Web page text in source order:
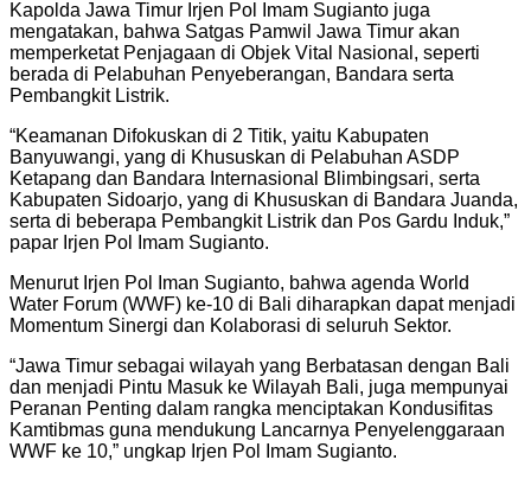
Kapolda Jawa Timur Irjen Pol Imam Sugianto juga
mengatakan, bahwa Satgas Pamwil Jawa Timur akan
memperketat Penjagaan di Objek Vital Nasional, seperti
berada di Pelabuhan Penyeberangan, Bandara serta
Pembangkit Listrik.
“Keamanan Difokuskan di 2 Titik, yaitu Kabupaten
Banyuwangi, yang di Khususkan di Pelabuhan ASDP
Ketapang dan Bandara Internasional Blimbingsari, serta
Kabupaten Sidoarjo, yang di Khususkan di Bandara Juanda,
serta di beberapa Pembangkit Listrik dan Pos Gardu Induk,”
papar Irjen Pol Imam Sugianto.
Menurut Irjen Pol Iman Sugianto, bahwa agenda World
Water Forum (WWF) ke-10 di Bali diharapkan dapat menjadi
Momentum Sinergi dan Kolaborasi di seluruh Sektor.
“Jawa Timur sebagai wilayah yang Berbatasan dengan Bali
dan menjadi Pintu Masuk ke Wilayah Bali, juga mempunyai
Peranan Penting dalam rangka menciptakan Kondusifitas
Kamtibmas guna mendukung Lancarnya Penyelenggaraan
WWF ke 10,” ungkap Irjen Pol Imam Sugianto.